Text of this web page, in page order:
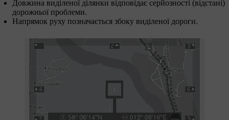
Довжина виділеної ділянки відповідає серйозності (відстані)
дорожньої проблеми.
Напрямок руху позначається збоку виділеної дороги.